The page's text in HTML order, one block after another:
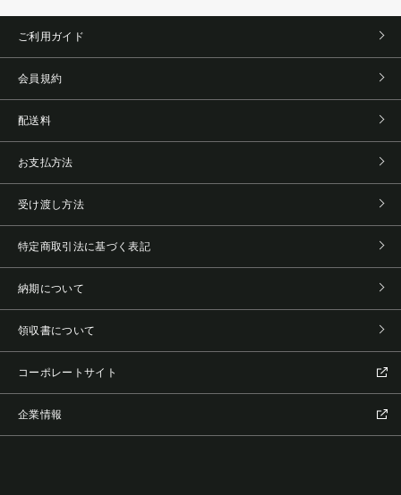
ご利用ガイド
会員規約
配送料
お支払方法
受け渡し方法
特定商取引法に基づく表記
納期について
領収書について
コーポレートサイト
企業情報